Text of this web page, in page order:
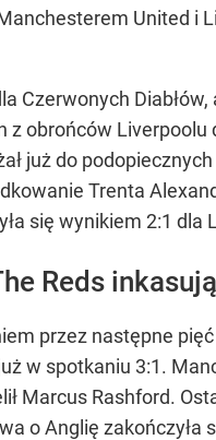
United
Czerwonych
obrońców
już do
Trenta
się wynikiem 2:1 dla
Reds
przez następne
w spotkaniu 3:1.
Marcus Rashford.
o Anglię zakończyła